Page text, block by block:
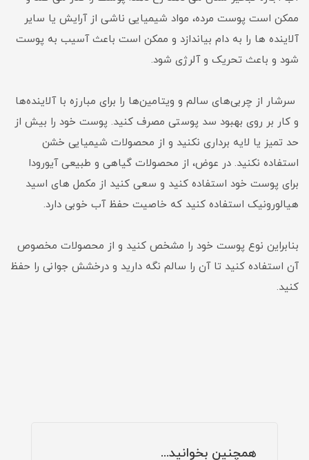
ممکن است پوست مرده، مواد شیمیایی ناشی از آرایش یا سایر
آلاینده ها را به دام بیاندازد و ممکن است باعث آسیب به پوست
شود و باعث تحریک و آلرژی شود.
سرشار از چربی‌های سالم و ویتامین‌ها را برای مبارزه با آلاینده‌ها
و کار بر روی بهبود سد پوستی مصرف کنید. پوست خود را بیش از
حد تمیز یا لایه برداری نکنید و از محصولات شیمیایی خشن
استفاده نکنید. در عوض، از محصولات گیاهی و طبیعی آیورودا
برای پوست خود استفاده کنید و سعی کنید از مکمل های اسید
هیالورونیک استفاده کنید که خاصیت حفظ آب خوبی دارد.
بنابراین نوع پوست خود را مشخص کنید و از محصولات مخصوص
آن استفاده کنید تا آن را سالم نگه دارید و درخشش جوانی را حفظ
کنید.
همچنین بخوانید...